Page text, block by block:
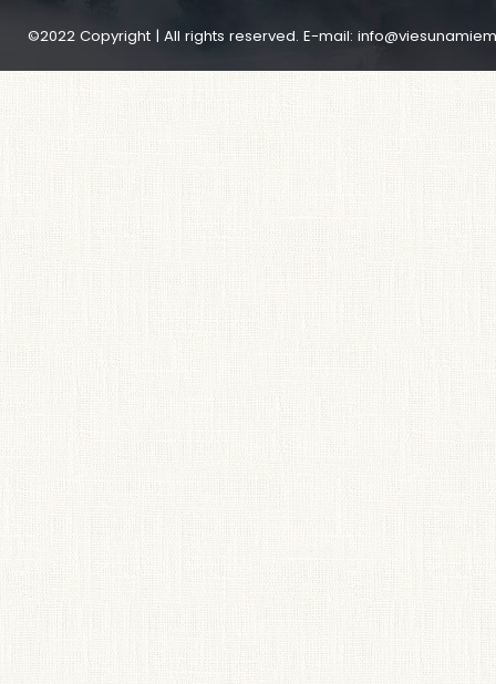
©2022 Copyright | All rights reserved. E-mail: